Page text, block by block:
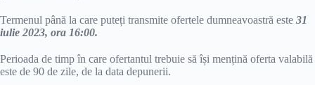
Termenul până la care puteți transmite ofertele dumneavoastră este 31
iulie 2023, ora 16:00.
Perioada de timp în care ofertantul trebuie să își mențină oferta valabilă
este de 90 de zile, de la data depunerii.